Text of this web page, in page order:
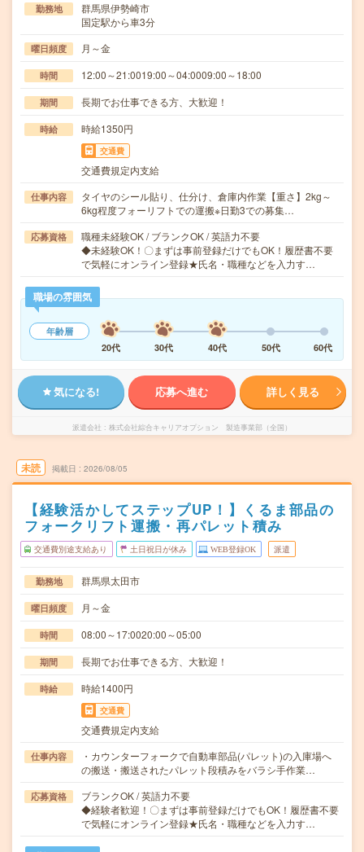
勤務地
群馬県伊勢崎市
国定駅から車3分
曜日頻度 月～金
時間 12:00～21:0019:00～04:0009:00～18:00
期間 長期でお仕事できる方、大歓迎！
時給 時給1350円
交通費
交通費規定内支給
仕事内容
タイヤのシール貼り、仕分け、倉庫内作業【重さ】2kg～
6kg程度フォーリフトでの運搬※日勤3での募集…
応募資格
職種未経験OK / ブランクOK / 英語力不要
◆未経験OK！〇まずは事前登録だけでもOK！履歴書不要
で気軽にオンライン登録★氏名・職種などを入力す…
職場の雰囲気
年齢層
20代
30代 40代 50代 60代
気になる! 応募へ進む 詳しく見る
派遣会社 株式会社綜合キャリアオプション 製造事業部（全国）
未読 掲載日 2026/08/05
【経験活かしてステップUP！】くるま部品の
フォークリフト運搬・再パレット積み
交通費別途支給あり 土日祝日が休み WEB登録OK 派遣
勤務地 群馬県太田市
曜日頻度 月～金
時間 08:00～17:0020:00～05:00
期間 長期でお仕事できる方、大歓迎！
時給 時給1400円
交通費
交通費規定内支給
仕事内容
・カウンターフォークで自動車部品(パレット)の入庫場へ
の搬送・搬送されたパレット段積みをバラシ手作業…
応募資格
ブランクOK / 英語力不要
◆経験者歓迎！〇まずは事前登録だけでもOK！履歴書不要
で気軽にオンライン登録★氏名・職種などを入力す…